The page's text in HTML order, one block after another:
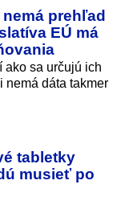
prehľad
EÚ má
ako sa určujú ich
nemá dáta takmer
tabletky
musieť po